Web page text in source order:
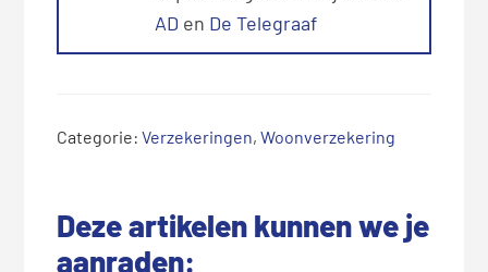
AD en De Telegraaf
Categorie:Verzekeringen,Woonverzekering
Deze artikelen kunnen we je
aanraden: